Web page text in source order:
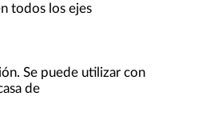
todos los ejes
Se puede utilizar con
de